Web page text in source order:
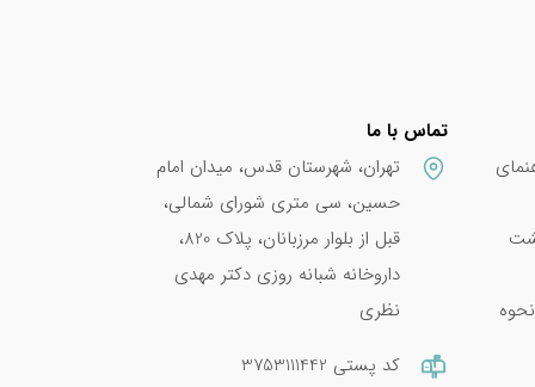
تماس با ما
تهران، شهرستان قدس، میدان امام
حسین، سی متری شورای شمالی،
قبل از بلوار مرزبانان، پلاک 820،
داروخانه شبانه روزی دکتر مهدی
نظری
کد پستی 3753111442